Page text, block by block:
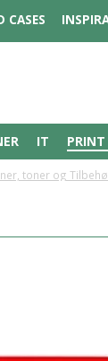
CASES
IT PRINT
toner og